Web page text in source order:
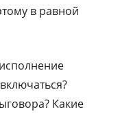
в равной
Какие